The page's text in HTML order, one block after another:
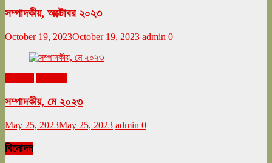
সম্পাদকীয়, অক্টোবর ২০২৩
October 19, 2023October 19, 2023 admin 0
সম্পাদকীয়, মে ২০২৩
May 25, 2023May 25, 2023 admin 0
বিনোদন